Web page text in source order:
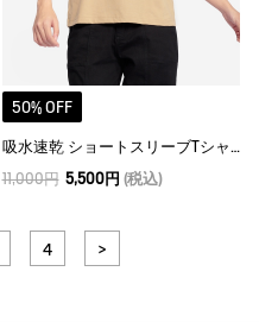
50% OFF
吸水速乾 ショートスリーブTシャツ RP
11,000円 5,500円 (税込)
4 >